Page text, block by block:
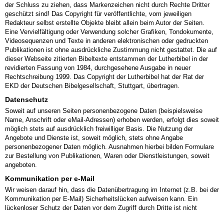
der Schluss zu ziehen, dass Markenzeichen nicht durch Rechte Dritter
geschützt sind! Das Copyright für veröffentlichte, vom jeweiligen
Redakteur selbst erstellte Objekte bleibt allein beim Autor der Seiten.
Eine Vervielfältigung oder Verwendung solcher Grafiken, Tondokumente,
Videosequenzen und Texte in anderen elektronischen oder gedruckten
Publikationen ist ohne ausdrückliche Zustimmung nicht gestattet. Die auf
dieser Webseite zitierten Bibeltexte entstammen der Lutherbibel in der
revidierten Fassung von 1984, durchgesehene Ausgabe in neuer
Rechtschreibung 1999. Das Copyright der Lutherbibel hat der Rat der
EKD der Deutschen Bibelgesellschaft, Stuttgart, übertragen.
Datenschutz
Soweit auf unseren Seiten personenbezogene Daten (beispielsweise
Name, Anschrift oder eMail-Adressen) erhoben werden, erfolgt dies soweit
möglich stets auf ausdrücklich freiwilliger Basis. Die Nutzung der
Angebote und Dienste ist, soweit möglich, stets ohne Angabe
personenbezogener Daten möglich. Ausnahmen hierbei bilden Formulare
zur Bestellung von Publikationen, Waren oder Dienstleistungen, soweit
angeboten.
Kommunikation per e-Mail
Wir weisen darauf hin, dass die Datenübertragung im Internet (z.B. bei der
Kommunikation per E-Mail) Sicherheitslücken aufweisen kann. Ein
lückenloser Schutz der Daten vor dem Zugriff durch Dritte ist nicht